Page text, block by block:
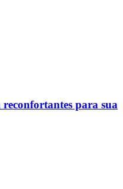
para sua